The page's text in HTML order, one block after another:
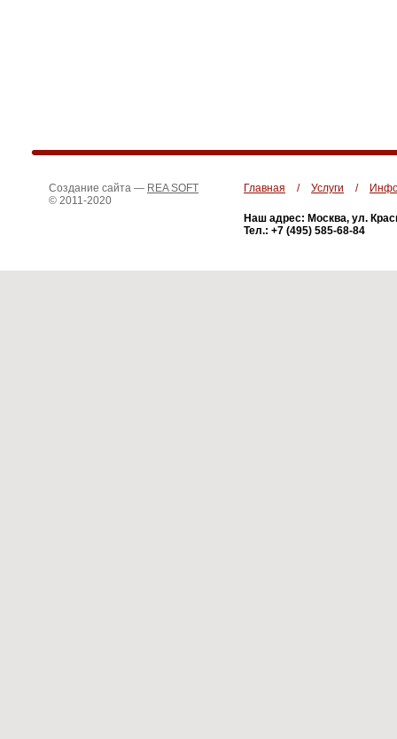
Создание сайта — REA SOFT
© 2011-2020
Главная / Услуги /
Наш адрес: Москва, ул.
Тел.: +7 (495) 585-68-84